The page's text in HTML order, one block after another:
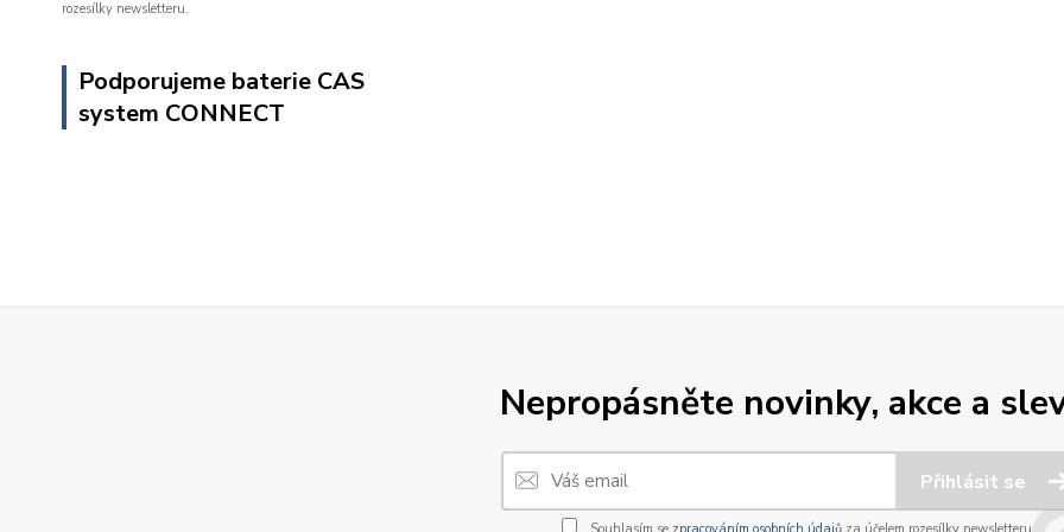
rozesílky newsletteru.
Podporujeme baterie CAS
system CONNECT
Nepropásněte novinky, akce a
Přihlásit se